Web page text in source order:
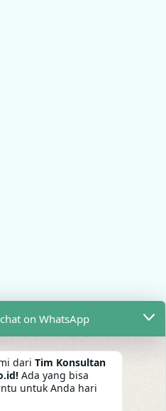
on WhatsApp
dari Tim Konsultan
Ada yang bisa
untuk Anda hari